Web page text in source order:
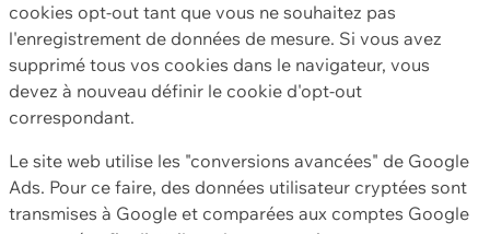
cookies opt-out tant que vous ne souhaitez pas
l'enregistrement de données de mesure. Si vous avez
supprimé tous vos cookies dans le navigateur, vous
devez à nouveau définir le cookie d'opt-out
correspondant.
Le site web utilise les "conversions avancées" de Google
Ads. Pour ce faire, des données utilisateur cryptées sont
transmises à Google et comparées aux comptes Google